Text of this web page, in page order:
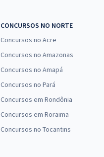
CONCURSOS NO NORTE
Concursos no Acre
Concursos no Amazonas
Concursos no Amapá
Concursos no Pará
Concursos em Rondônia
Concursos em Roraima
Concursos no Tocantins